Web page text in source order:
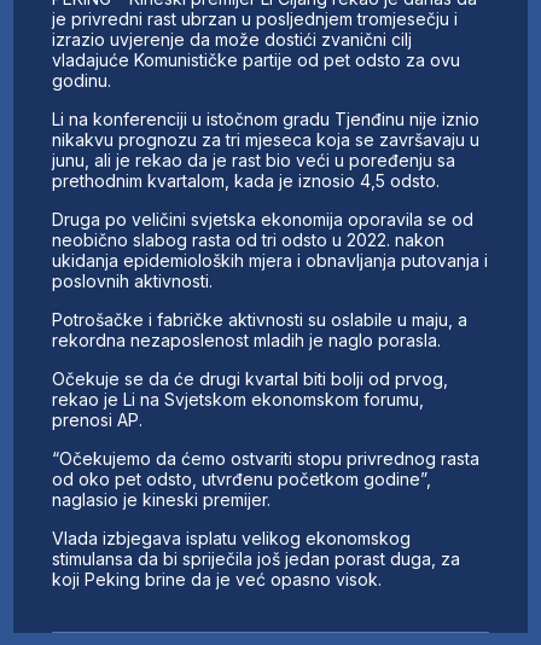
IZ STRANIH MEDIJA
AKTIVNOSTI
SWOT INTERVJU
UČLANI SE
KONTAKT
je privredni rast ubrzan u posljednjem tromjesečju i
izrazio uvjerenje da može dostići zvanični cilj
vladajuće Komunističke partije od pet odsto za ovu
godinu.
Li na konferenciji u istočnom gradu Tjenđinu nije iznio
nikakvu prognozu za tri mjeseca koja se završavaju u
junu, ali je rekao da je rast bio veći u poređenju sa
prethodnim kvartalom, kada je iznosio 4,5 odsto.
Druga po veličini svjetska ekonomija oporavila se od
neobično slabog rasta od tri odsto u 2022. nakon
ukidanja epidemioloških mjera i obnavljanja putovanja i
poslovnih aktivnosti.
Potrošačke i fabričke aktivnosti su oslabile u maju, a
rekordna nezaposlenost mladih je naglo porasla.
Očekuje se da će drugi kvartal biti bolji od prvog,
rekao je Li na Svjetskom ekonomskom forumu,
prenosi AP.
“Očekujemo da ćemo ostvariti stopu privrednog rasta
od oko pet odsto, utvrđenu početkom godine”,
naglasio je kineski premijer.
Vlada izbjegava isplatu velikog ekonomskog
stimulansa da bi spriječila još jedan porast duga, za
koji Peking brine da je već opasno visok.